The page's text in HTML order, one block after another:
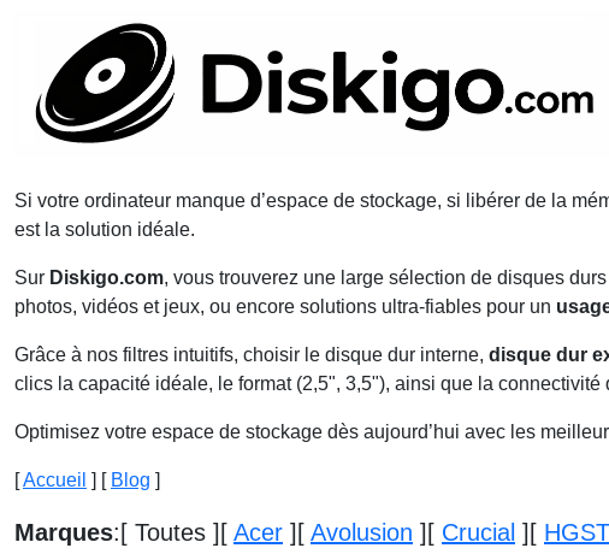
Si votre ordinateur manque d’espace de stockage, si libérer de la
est la solution idéale.
Sur Diskigo.com, vous trouverez une large sélection de disques
photos, vidéos et jeux, ou encore solutions ultra-fiables pour un
Grâce à nos filtres intuitifs, choisir le disque dur interne, disque dur
clics la capacité idéale, le format (2,5", 3,5"), ainsi que la
Optimisez votre espace de stockage dès aujourd’hui avec les
[Accueil ] [ Blog ]
Marques: [ Toutes ] [ Acer ] [ Avolusion ] [ Crucial ] [ HGST